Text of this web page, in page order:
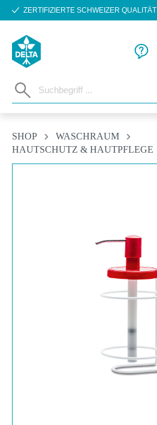
Zum Hauptinhalt springen
ZERTIFIZIERTE SCHWEIZER QUALITÄT
SHOP
WASCHRAUM
HAUTSCHUTZ & HAUTPFLEGE